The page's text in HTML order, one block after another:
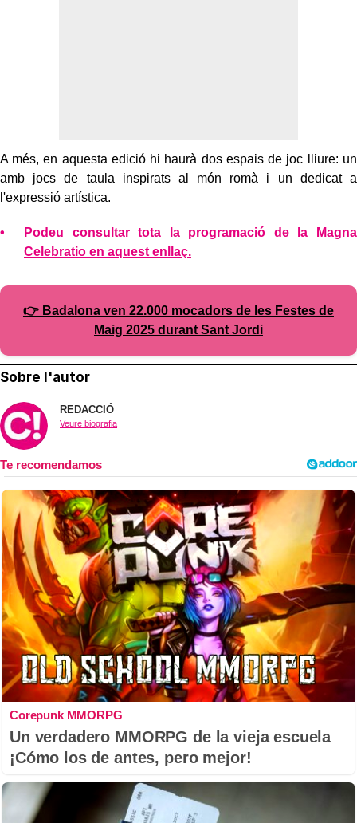
A més, en aquesta edició hi haurà dos espais de joc lliure: un
amb jocs de taula inspirats al món romà i un dedicat a
l'expressió artística.
Podeu consultar tota la programació de la Magna
Celebratio en aquest enllaç.
👉 Badalona ven 22.000 mocadors de les Festes de
Maig 2025 durant Sant Jordi
Sobre l'autor
REDACCIÓ
Veure biografia
Corepunk MMORPG
Un verdadero MMORPG de la vieja escuela
¡Cómo los de antes, pero mejor!